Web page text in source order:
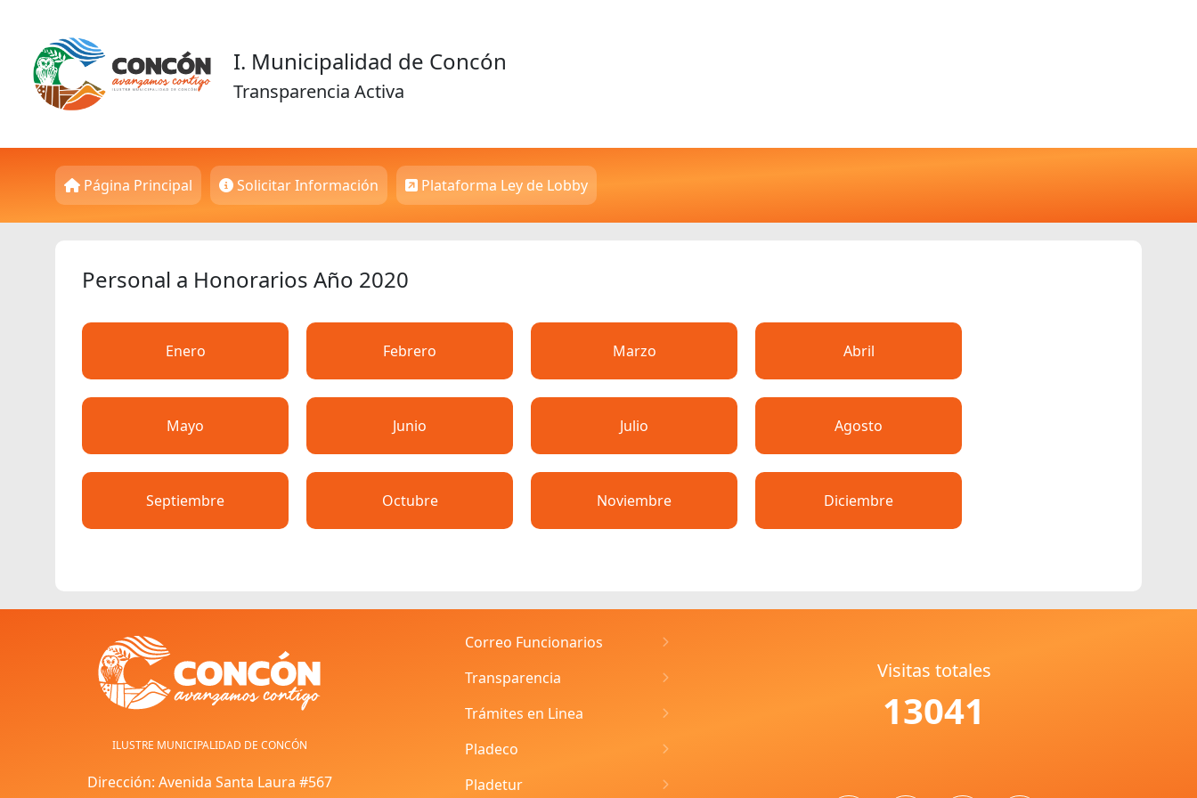
I. Municipalidad de Concón
Transparencia Activa
Página Principal Solicitar Información Plataforma Ley de Lobby
Personal a Honorarios Año 2020
Enero Febrero Marzo Abril
Mayo Junio Julio Agosto
Septiembre Octubre Noviembre Diciembre
ILUSTRE MUNICIPALIDAD DE CONCÓN
Dirección: Avenida Santa Laura #567
Correo Funcionarios
Transparencia
Trámites en Linea
Pladeco
Pladetur
Visitas totales
13041